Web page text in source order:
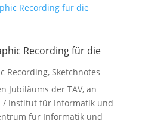
Recording für die
Recording, Sketchnotes
Jubiläums der TAV, an
/ Institut für Informatik und
für Informatik und